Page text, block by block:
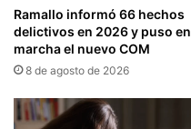
Ramallo informó 66 hechos
delictivos en 2026 y puso en
marcha el nuevo COM
8 de agosto de 2026